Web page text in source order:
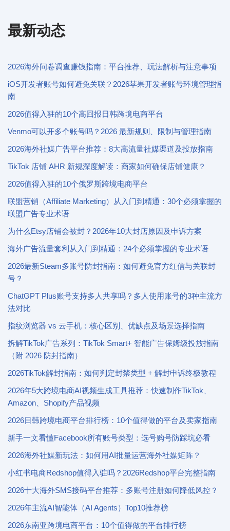
最新动态
2026海外问卷调查赚钱指南：平台推荐、玩法解析与注意事项
iOS开发者账号如何避免关联？2026苹果开发者账号环境管理指
南
2026值得入驻的10个高回报日韩跨境电商平台
Venmo可以开多个账号吗？2026 最新规则、限制与管理指南
2026海外社媒广告平台推荐：8大高流量社媒渠道及投放指南
TikTok 店铺 AHR 新规深度解读：商家如何确保店铺健康？
2026值得入驻的10个俄罗斯跨境电商平台
联盟营销（Affiliate Marketing）从入门到精通：30个必须掌握的
联盟广告专业术语
为什么Etsy店铺会被封？2026年10大封店原因及申诉方案
海外广告流量套利从入门到精通：24个必须掌握的专业术语
2026最新Steam多账号防封指南：如何避免官方红信与关联封
号？
ChatGPT Plus账号支持多人共享吗？多人使用账号的3种主流方
法对比
指纹浏览器 vs 云手机：核心区别、优缺点及场景选择指南
拆解TikTok广告系列：TikTok Smart+ 智能广告保姆级投放指南
（附 2026 防封指南）
2026TikTok解封指南：如何判定封禁类型 + 解封申诉终极教程
2026年5大跨境电商AI视频生成工具推荐：快速制作TikTok、
Amazon、Shopify产品视频
2026日韩跨境电商平台排行榜：10个值得做的平台及卖家指南
新手一文看懂Facebook所有账号类型：选号购号防踩坑必看
2026海外社媒新玩法：如何用AI批量运营海外社媒矩阵？
小红书电商Redshop值得入驻吗？2026Redshop平台完整指南
2026十大海外SMS接码平台推荐：多账号注册如何降低风控？
2026年主流AI智能体（AI Agents）Top10推荐榜
2026东南亚跨境电商平台：10个值得做的平台排行榜